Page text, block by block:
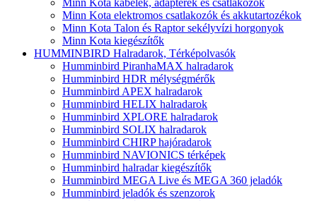
Minn Kota kábelek, adapterek és csatlakozók
Minn Kota elektromos csatlakozók és akkutartozékok
Minn Kota Talon és Raptor sekélyvízi horgonyok
Minn Kota kiegészítők
HUMMINBIRD Halradarok, Térképolvasók
Humminbird PiranhaMAX halradarok
Humminbird HDR mélységmérők
Humminbird APEX halradarok
Humminbird HELIX halradarok
Humminbird XPLORE halradarok
Humminbird SOLIX halradarok
Humminbird CHIRP hajóradarok
Humminbird NAVIONICS térképek
Humminbird halradar kiegészítők
Humminbird MEGA Live és MEGA 360 jeladók
Humminbird jeladók és szenzorok